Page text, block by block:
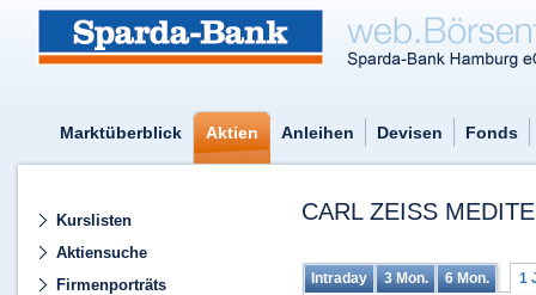
Marktüberblick Aktien Anleihen Devisen Fonds
Kurslisten
Aktiensuche
Firmenporträts
CARL ZEISS
Intraday 3 Mon. 6 Mon. 1